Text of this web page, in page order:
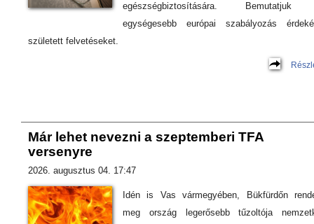
egészségbiztosítására.
egységesebb európai szabályozás
született felvetéseket.
Már lehet nevezni a szeptemberi TFA
versenyre
2026. augusztus 04. 17:47
Idén is Vas vármegyében, Bükfürdőn
meg ország legerősebb tűzoltója